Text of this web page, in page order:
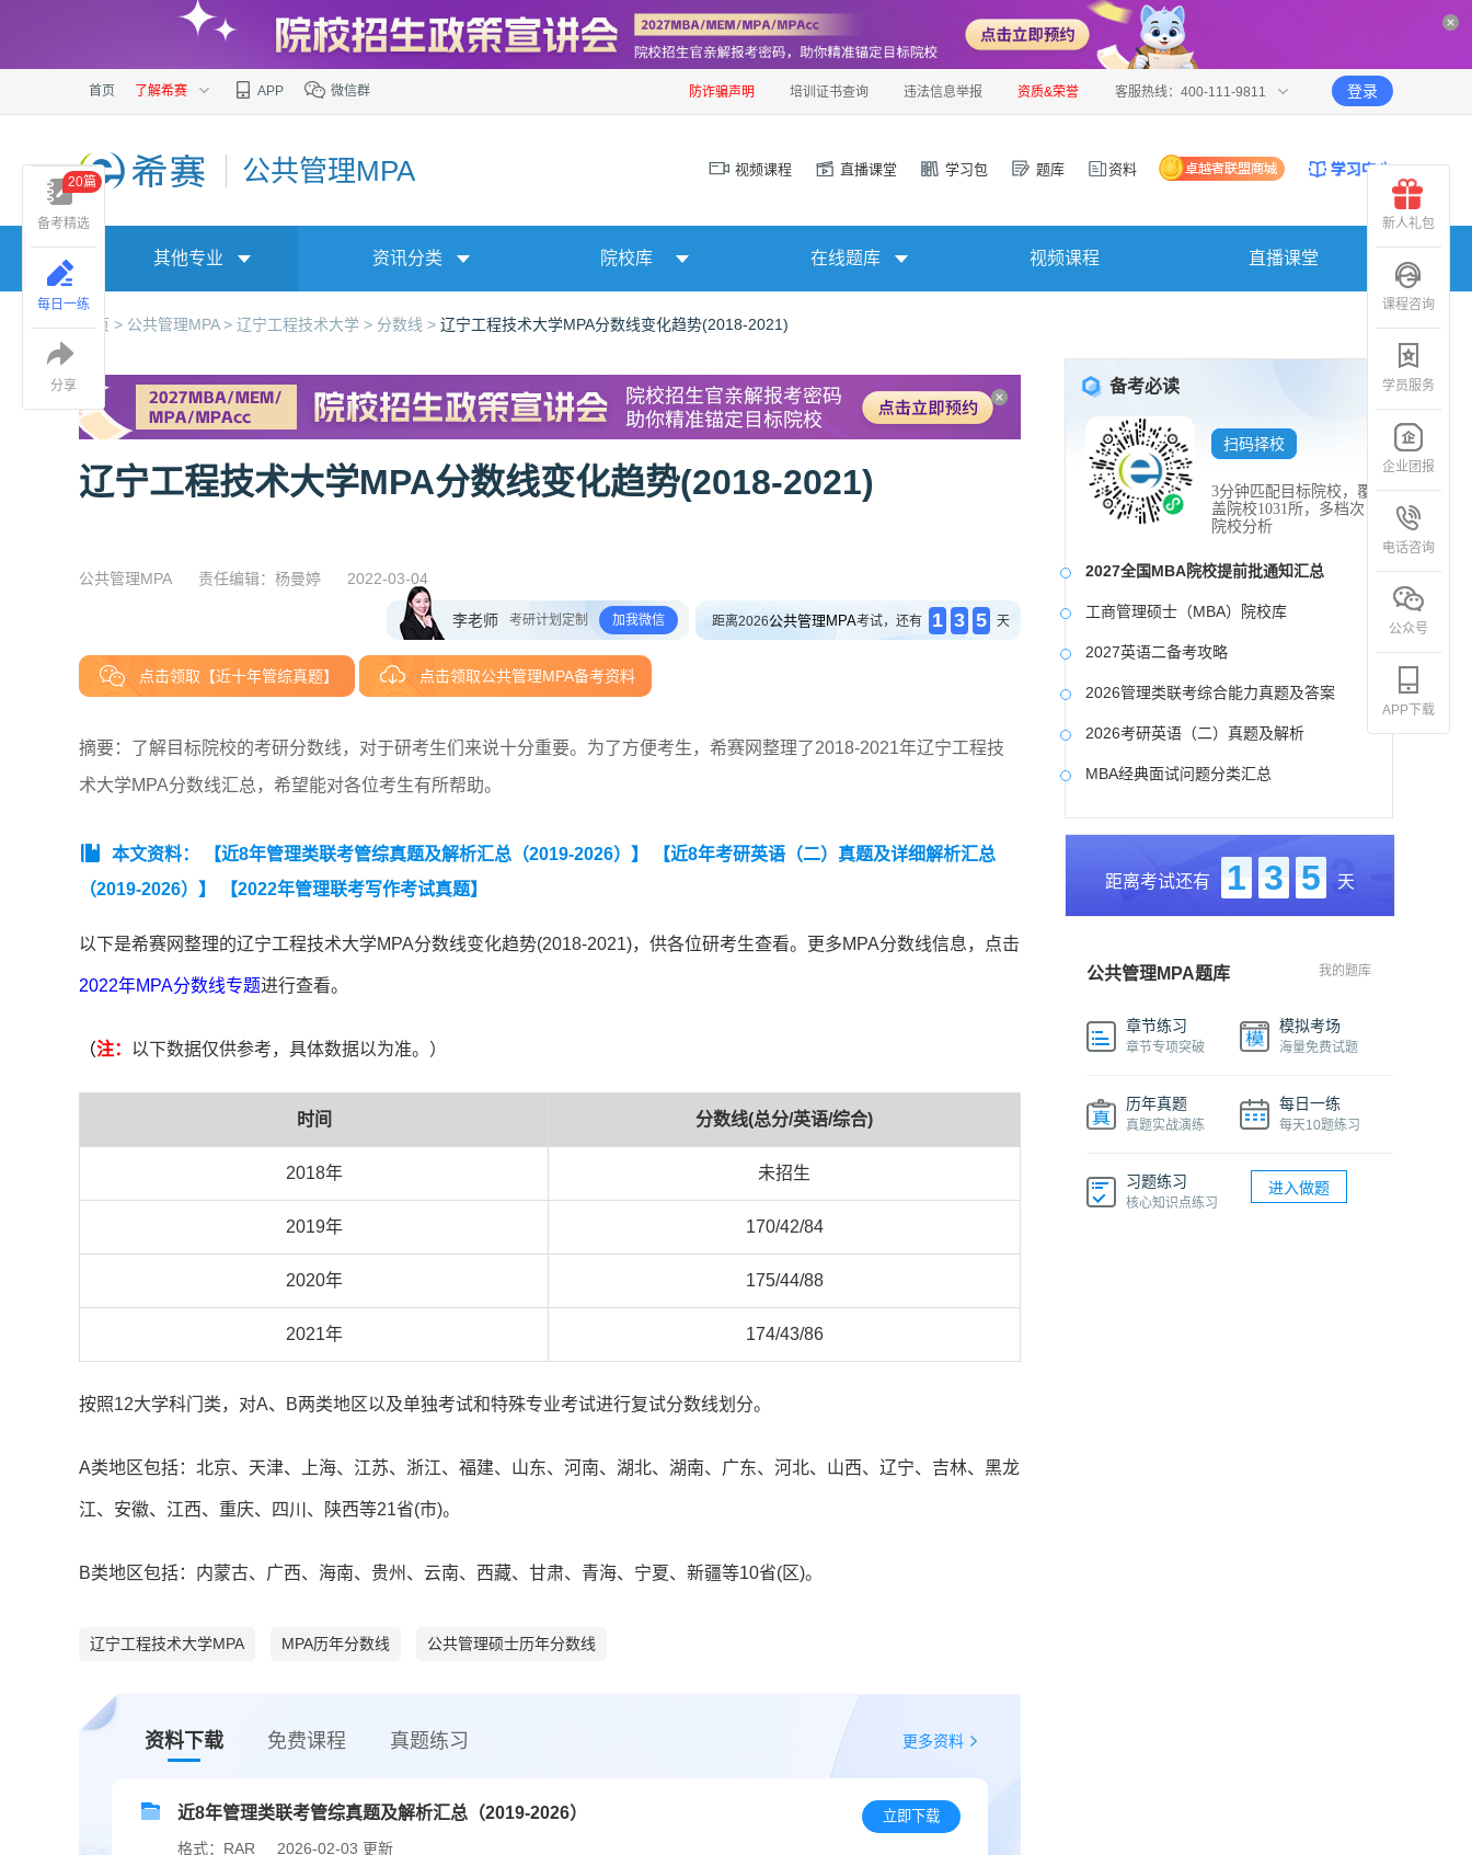
首页 了解希赛 APP 微信群 防诈骗声明 培训证书查询 违法信息举报 资质&荣誉 客服热线：400-111-9811 登录
公共管理MPA 视频课程 直播课堂 学习包 题库 资料
其他专业 资讯分类 院校库 在线题库 视频课程 直播课堂
首页 > 公共管理MPA > 辽宁工程技术大学 > 分数线 > 辽宁工程技术大学MPA分数线变化趋势(2018-2021)
辽宁工程技术大学MPA分数线变化趋势(2018-2021)
公共管理MPA 责任编辑：杨曼婷 2022-03-04
李老师 考研计划定制 加我微信 距离2026公共管理MPA考试，还有 1 3 5 天
点击领取【近十年管综真题】 点击领取公共管理MPA备考资料
摘要：了解目标院校的考研分数线，对于研考生们来说十分重要。为了方便考生，希赛网整理了2018-2021年辽宁工程技
术大学MPA分数线汇总，希望能对各位考生有所帮助。
本文资料： 【近8年管理类联考管综真题及解析汇总（2019-2026）】
【近8年考研英语（二）真题及详细解析汇总
（2019-2026）】
【2022年管理联考写作考试真题】
以下是希赛网整理的辽宁工程技术大学MPA分数线变化趋势(2018-2021)，供各位研考生查看。更多MPA分数线信息，点击
2022年MPA分数线专题进行查看。
（注： 以下数据仅供参考，具体数据以为准。）
时间 分数线(总分/英语/综合)
2018年 未招生
2019年 170/42/84
2020年 175/44/88
2021年 174/43/86
按照12大学科门类，对A、B两类地区以及单独考试和特殊专业考试进行复试分数线划分。
A类地区包括：北京、天津、上海、江苏、浙江、福建、山东、河南、湖北、湖南、广东、河北、山西、辽宁、吉林、黑龙
江、安徽、江西、重庆、四川、陕西等21省(市)。
B类地区包括：内蒙古、广西、海南、贵州、云南、西藏、甘肃、青海、宁夏、新疆等10省(区)。
辽宁工程技术大学MPA MPA历年分数线 公共管理硕士历年分数线
资料下载 免费课程 真题练习 更多资料
近8年管理类联考管综真题及解析汇总（2019-2026）
格式：RAR 2026-02-03 更新
立即下载
备考必读
扫码择校
3分钟匹配目标院校，覆
盖院校1031所，多档次
院校分析
2027全国MBA院校提前批通知汇总
工商管理硕士（MBA）院校库
2027英语二备考攻略
2026管理类联考综合能力真题及答案
2026考研英语（二）真题及解析
MBA经典面试问题分类汇总
2017-2025近九年各科真题及详细解析
考研英语（二）试题库
2027写作备考攻略
距离考试还有 1 3 5 天
公共管理MPA题库 我的题库
章节练习
章节专项突破
模拟考场
海量免费试题
历年真题
真题实战演练
每日一练
每天10题练习
习题练习
核心知识点练习
进入做题
备考精选
20篇
每日一练
分享
新人礼包
课程咨询
学员服务
企业团报
电话咨询
公众号
APP下载